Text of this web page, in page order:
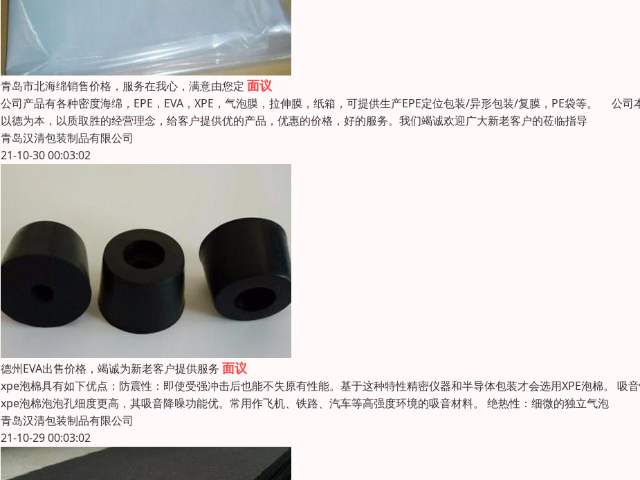
青岛市北海绵销售价格，服务在我心，满意由您定 面议
公司产品有各种密度海绵，EPE，EVA，XPE，气泡膜，拉伸膜，纸箱，可提供生产EPE定位包装/异形包装/复膜，PE袋等。 公司
以德为本，以质取胜的经营理念，给客户提供优的产品，优惠的价格，好的服务。我们竭诚欢迎广大新老客户的莅临指导
青岛汉清包装制品有限公司
21-10-30 00:03:02
德州EVA出售价格，竭诚为新老客户提供服务 面议
xpe泡棉具有如下优点：防震性：即使受强冲击后也能不失原有性能。基于这种特性精密仪器和半导体包装才会选用XPE泡棉。 吸
xpe泡棉泡泡孔细度更高，其吸音降噪功能优。常用作飞机、铁路、汽车等高强度环境的吸音材料。 绝热性：细微的独立气泡
青岛汉清包装制品有限公司
21-10-29 00:03:02